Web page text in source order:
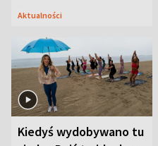
Przyrodnicy zwracają
Aktualności
Kiedyś wydobywano tu